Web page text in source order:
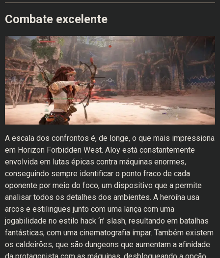
Combate excelente
A escala dos confrontos é, de longe, o que mais impressiona
em Horizon Forbidden West. Aloy está constantemente
envolvida em lutas épicas contra máquinas enormes,
conseguindo sempre identificar o ponto fraco de cada
oponente por meio do foco, um dispositivo que a permite
analisar todos os detalhes dos ambientes. A heroína usa
arcos e estilingues junto com uma lança com uma
jogabilidade no estilo hack ‘n’ slash, resultando em batalhas
fantásticas, com uma cinematografia ímpar. Também existem
os caldeirões, que são dungeons que aumentam a afinidade